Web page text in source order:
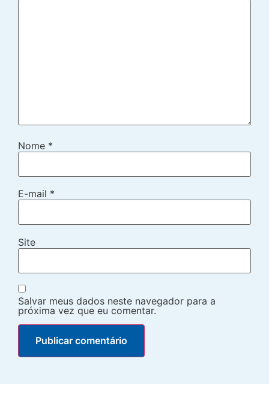
Nome *
E-mail *
Site
Salvar meus dados neste navegador para a
próxima vez que eu comentar.